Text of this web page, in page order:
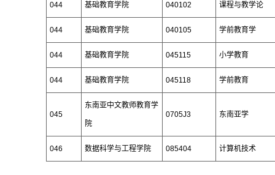
044 基础教育学院 040102 课程与教学论
044 基础教育学院 040105 学前教育学
044 基础教育学院 045115 小学教育
044 基础教育学院 045118 学前教育
045
东南亚中文教师教育学
院
0705J3 东南亚学
046 数据科学与工程学院 085404 计算机技术